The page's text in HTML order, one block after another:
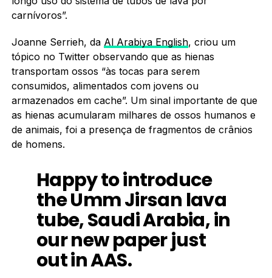
carnívoros”.
Joanne Serrieh, da Al Arabiya English, criou um
tópico no Twitter observando que as hienas
transportam ossos “às tocas para serem
consumidos, alimentados com jovens ou
armazenados em cache”. Um sinal importante de que
as hienas acumularam milhares de ossos humanos e
de animais, foi a presença de fragmentos de crânios
de homens.
Happy to introduce
the Umm Jirsan lava
tube, Saudi Arabia, in
our new paper just
out in AAS.